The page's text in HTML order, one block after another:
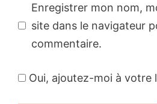
Enregistrer mon nom,
site dans le navigateur
commentaire.
Oui, ajoutez-moi à votre